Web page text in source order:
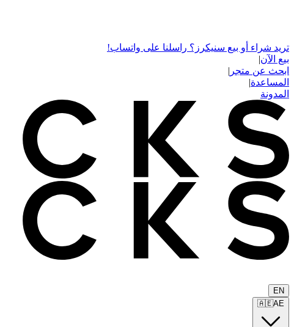
تريد شراء أو بيع سنيكرز؟ راسلنا على واتساب!
بيع الآن|
ابحث عن متجر |
المساعدة|
المدونة
EN
🇦🇪AE